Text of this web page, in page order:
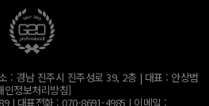
: 경남 진주시 진주성로 39, 2층 | 대표 : 안상범
인정보처리방침]
| 대표전화 : 070-8691-4985 | 이메일 :